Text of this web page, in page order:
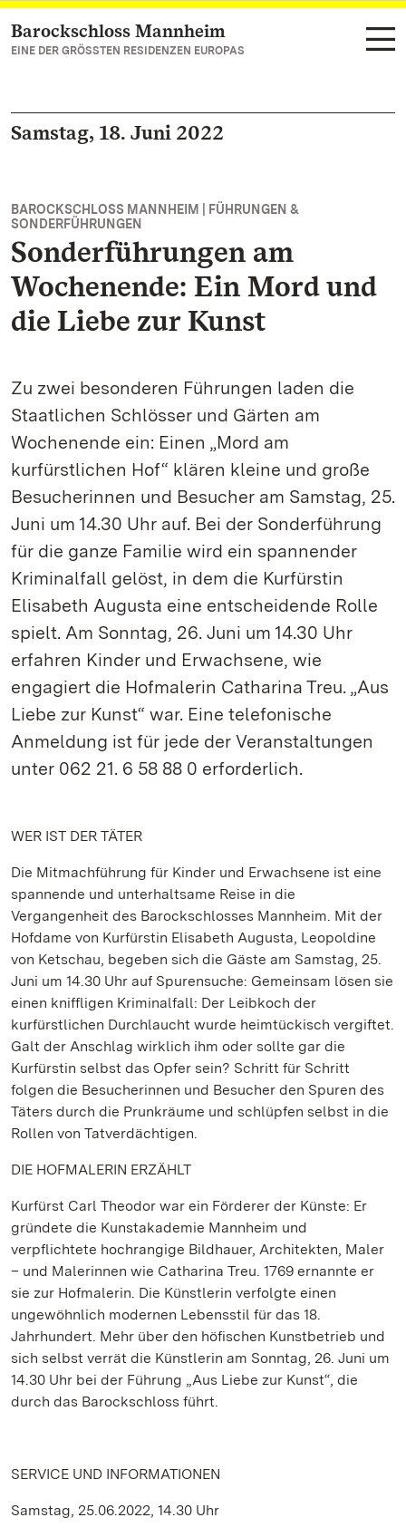
Zum Hauptinhalt springen
Barockschloss Mannheim
EINE DER GRÖSSTEN RESIDENZEN EUROPAS
Samstag, 18. Juni 2022
BAROCKSCHLOSS MANNHEIM | FÜHRUNGEN &
SONDERFÜHRUNGEN
Sonderführungen am
Wochenende: Ein Mord und
die Liebe zur Kunst
Zu zwei besonderen Führungen laden die
Staatlichen Schlösser und Gärten am
Wochenende ein: Einen „Mord am
kurfürstlichen Hof“ klären kleine und große
Besucherinnen und Besucher am Samstag, 25.
Juni um 14.30 Uhr auf. Bei der Sonderführung
für die ganze Familie wird ein spannender
Kriminalfall gelöst, in dem die Kurfürstin
Elisabeth Augusta eine entscheidende Rolle
spielt. Am Sonntag, 26. Juni um 14.30 Uhr
erfahren Kinder und Erwachsene, wie
engagiert die Hofmalerin Catharina Treu. „Aus
Liebe zur Kunst“ war. Eine telefonische
Anmeldung ist für jede der Veranstaltungen
unter 062 21. 6 58 88 0 erforderlich.
WER IST DER TÄTER
Die Mitmachführung für Kinder und Erwachsene ist eine
spannende und unterhaltsame Reise in die
Vergangenheit des Barockschlosses Mannheim. Mit der
Hofdame von Kurfürstin Elisabeth Augusta, Leopoldine
von Ketschau, begeben sich die Gäste am Samstag, 25.
Juni um 14.30 Uhr auf Spurensuche: Gemeinsam lösen sie
einen kniffligen Kriminalfall: Der Leibkoch der
kurfürstlichen Durchlaucht wurde heimtückisch vergiftet.
Galt der Anschlag wirklich ihm oder sollte gar die
Kurfürstin selbst das Opfer sein? Schritt für Schritt
folgen die Besucherinnen und Besucher den Spuren des
Täters durch die Prunkräume und schlüpfen selbst in die
Rollen von Tatverdächtigen.
DIE HOFMALERIN ERZÄHLT
Kurfürst Carl Theodor war ein Förderer der Künste: Er
gründete die Kunstakademie Mannheim und
verpflichtete hochrangige Bildhauer, Architekten, Maler
– und Malerinnen wie Catharina Treu. 1769 ernannte er
sie zur Hofmalerin. Die Künstlerin verfolgte einen
ungewöhnlich modernen Lebensstil für das 18.
Jahrhundert. Mehr über den höfischen Kunstbetrieb und
sich selbst verrät die Künstlerin am Sonntag, 26. Juni um
14.30 Uhr bei der Führung „Aus Liebe zur Kunst“, die
durch das Barockschloss führt.
SERVICE UND INFORMATIONEN
Samstag, 25.06.2022, 14.30 Uhr